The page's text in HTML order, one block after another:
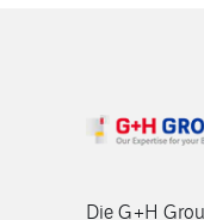
Die G+H